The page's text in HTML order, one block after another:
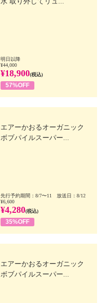
明日以降
¥44,000
¥18,900(税込)
57%OFF
エアーかおるオーガニック
ボブパイルスーパー...
先行予約期間：8/7〜11 放送日：8/12
¥6,600
¥4,280(税込)
35%OFF
エアーかおるオーガニック
ボブパイルスーパー...